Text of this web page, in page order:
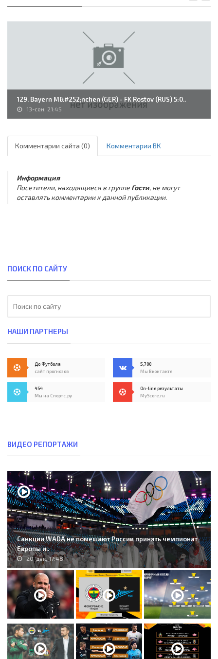
129. Bayern M&#252;nchen (GER) - FK Rostov (RUS) 5:0..
13-сен, 21:45
Комментарии сайта (0) Комментарии ВК
Информация
Посетители, находящиеся в группе Гости, не могут
оставлять комментарии к данной публикации.
ПОИСК ПО САЙТУ
НАШИ ПАРТНЕРЫ
До Футбола
сайт прогнозов
5,700
Мы Вконтакте
454
Мы на Спортс.ру
On-line результаты
MyScore.ru
ВИДЕО РЕПОРТАЖИ
Санкции WADA не помешают России принять чемпионат
Европы и..
20-дек, 17:48